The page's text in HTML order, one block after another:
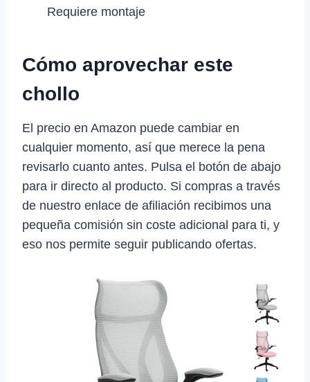
Requiere montaje
Cómo aprovechar este
chollo
El precio en Amazon puede cambiar en
cualquier momento, así que merece la pena
revisarlo cuanto antes. Pulsa el botón de abajo
para ir directo al producto. Si compras a través
de nuestro enlace de afiliación recibimos una
pequeña comisión sin coste adicional para ti, y
eso nos permite seguir publicando ofertas.